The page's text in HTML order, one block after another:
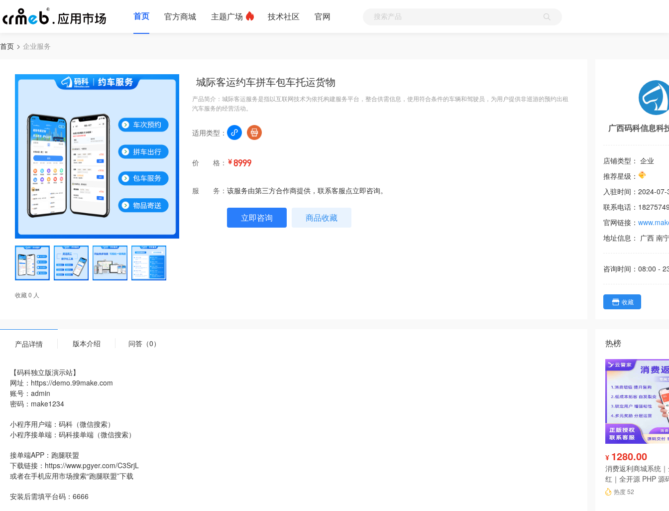
首页 官方商城 主题广场 技术社区 官网
首页 企业服务
收藏 0 人
城际客运约车拼车包车托运货物
产品简介：城际客运服务是指以互联网技术为依托构建服务平台，整合供需信息，使用符合条件的车辆和驾驶员，为用户提供非巡游的预约出租
汽车服务的经营活动。
适用类型：
价 格： ￥8999
服 务： 该服务由第三方合作商提供，联系客服点立即咨询。
立即咨询 商品收藏
广西码科信息科
店铺类型： 企业
推荐星级：
入驻时间： 2024-07-
联系电话：
官网链接：
地址信息： 广西 南
咨询时间： 08:00 -
收藏
产品详情 版本介绍 问答（0）
【码科独立版演示站】
网址：https://demo.99make.com
账号：admin
密码：make1234
小程序用户端：码科（微信搜索）
小程序接单端：码科接单端（微信搜索）
接单端APP：跑腿联盟
下载链接：https://www.pgyer.com/C3SrjL
或者在手机应用市场搜索“跑腿联盟”下载
安装后需填平台码：6666
热榜
¥ 1280.00
消费返利商城系统
红｜全开源 PHP 源
热度 52